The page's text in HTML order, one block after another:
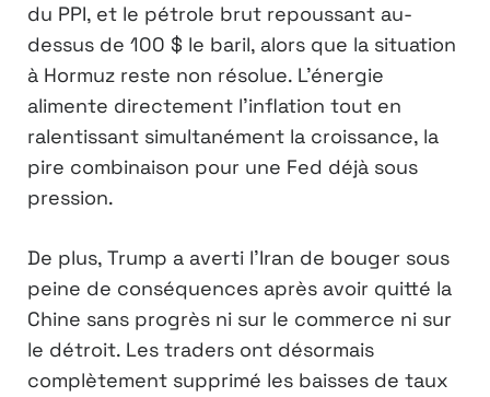
du PPI, et le pétrole brut repoussant au-
dessus de 100 $ le baril, alors que la situation
à Hormuz reste non résolue. L’énergie
alimente directement l’inflation tout en
ralentissant simultanément la croissance, la
pire combinaison pour une Fed déjà sous
pression.
De plus, Trump a averti l’Iran de bouger sous
peine de conséquences après avoir quitté la
Chine sans progrès ni sur le commerce ni sur
le détroit. Les traders ont désormais
complètement supprimé les baisses de taux